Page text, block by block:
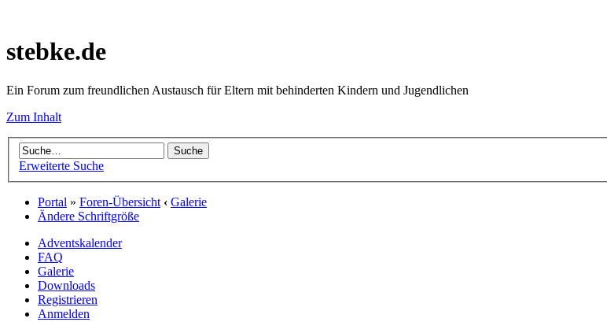
stebke.de
Ein Forum zum freundlichen Austausch für Eltern mit behinderten Kindern und Jugendlichen
Zum Inhalt
Erweiterte Suche
Portal » Foren-Übersicht ‹ Galerie
Ändere Schriftgröße
Adventskalender
FAQ
Galerie
Downloads
Registrieren
Anmelden